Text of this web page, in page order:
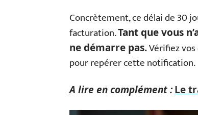
Concrètement, ce délai de 30
facturation.Tant que vous
ne démarre pas.Vérifiez
pour repérer cette notification.
A lire en complément :Le